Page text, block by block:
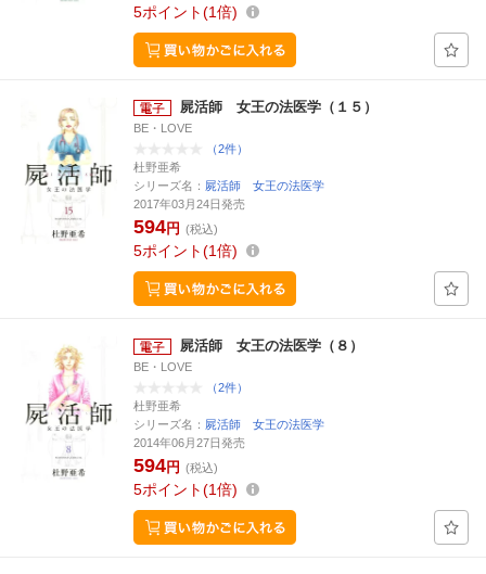
5ポイント 1倍
屍活師 女王の法医学（１５）
BE・LOVE
（2件）
杜野亜希
シリーズ名： 屍活師 女王の法医学
2017年03月24日発売
594円 (税込)
5ポイント 1倍
屍活師 女王の法医学（８）
BE・LOVE
（2件）
杜野亜希
シリーズ名： 屍活師 女王の法医学
2014年06月27日発売
594円 (税込)
5ポイント 1倍